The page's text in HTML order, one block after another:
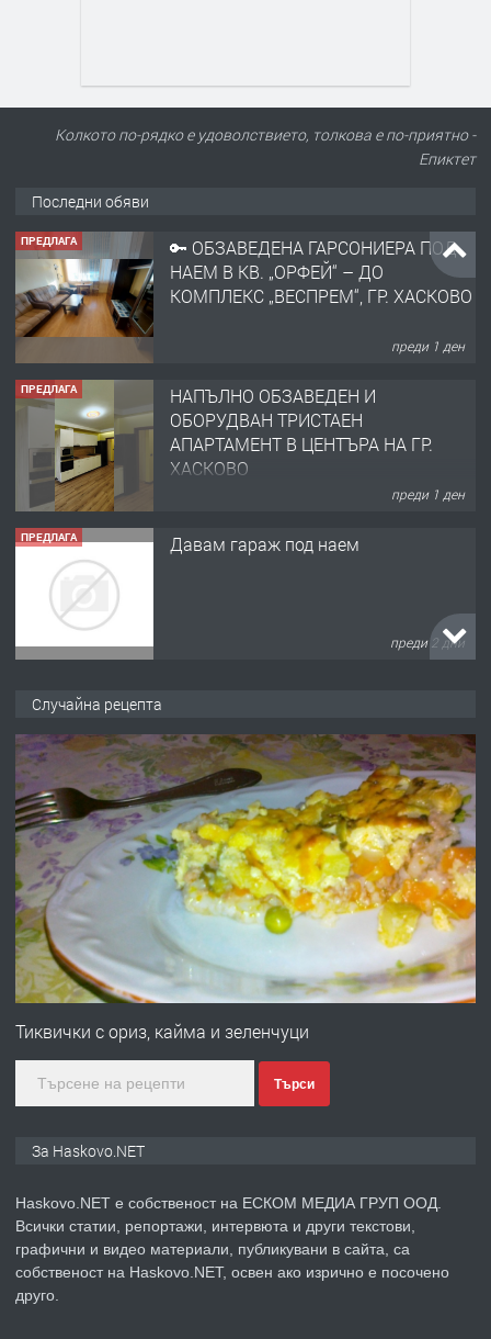
Колкото по-рядко е удоволствието, толкова е по-приятно -
Епиктет
Последни обяви
ПРЕДЛАГА
🔑 ОБЗАВЕДЕНА ГАРСОНИЕРА ПОД
НАЕМ В КВ. „ОРФЕЙ“ – ДО
КОМПЛЕКС „ВЕСПРЕМ“, ГР. ХАСКОВО
преди 1 ден
ПРЕДЛАГА
НАПЪЛНО ОБЗАВЕДЕН И
ОБОРУДВАН ТРИСТАЕН
АПАРТАМЕНТ В ЦЕНТЪРА НА ГР.
ХАСКОВО
преди 1 ден
ПРЕДЛАГА Давам гараж под наем
преди 2 дни
градската градина!
преди 2 дни
ПРЕДЛАГА
ПРОСТОРЕН ТРИСТАЕН
АПАРТАМЕНТ В НОВА СГРАДА КВ.
КУБА
преди 2 дни
ПРЕДЛАГА
Продавам парцел в гр. Хасково кв.
асфалт 0889 537 426
преди 2 дни
ПРЕДЛАГА
№4119 Едностаен обзаведен
Случайна рецепта
Тиквички с ориз, кайма и зеленчуци
Търси
За Haskovo.NET
Haskovo.NET е собственост на ЕСКОМ МЕДИА ГРУП ООД.
Всички статии, репортажи, интервюта и други текстови,
графични и видео материали, публикувани в сайта, са
собственост на Haskovo.NET, освен ако изрично е посочено
друго.